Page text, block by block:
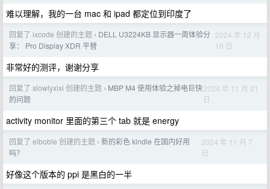
难以理解，我的一台 mac 和 ipad 都定位到印度了
回复了 ixcode 创建的主题 › DELL U3224KB 显示器一周体验分
享： Pro Display XDR 平替
2024 年 12 月
16 日
非常好的测评，谢谢分享
回复了 slowlyxixi 创建的主题 › MBP M4 使用体验之掉电巨快
的问题
2024 年 11 月 21
日
activity monitor 里面的第三个 tab 就是 energy
回复了 elboble 创建的主题 › 新的彩色 kindle 在国内好用
吗？
2024 年 11 月 7
日
好像这个版本的 ppi 是黑白的一半